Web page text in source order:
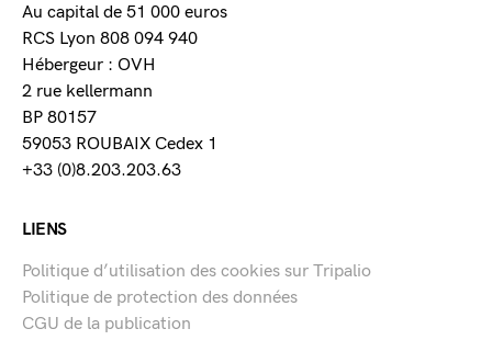
Au capital de 51 000 euros
RCS Lyon 808 094 940
Hébergeur : OVH
2 rue kellermann
BP 80157
59053 ROUBAIX Cedex 1
+33 (0)8.203.203.63
LIENS
Politique d’utilisation des cookies sur Tripalio
Politique de protection des données
CGU de la publication